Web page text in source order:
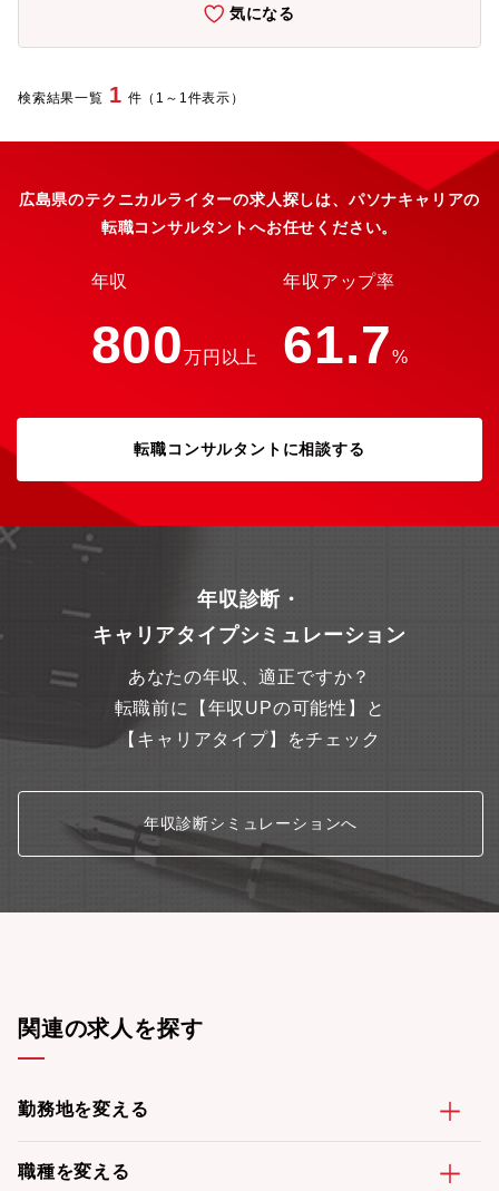
分抽出などを行います。■チェック作業作成した原稿が基準を満た
しているか、チェックリストを使って確認していただきます。ま
た、原稿とイラストの情報が一致しているか整合性を確認してい
ていただけます。未経験者でも丁寧に指導しますのでご安心くだ
仕事のノウハウは、経験豊富な上司や先輩が丁寧に教えてくれま
すので心配ありません。さらに、社員レベルの向上や知識習得の
ため、多様な社員研修制度も充実しています。また、社員のスキ
ルアップや、チャレンジを応援する社風です。あなたの経験を活
かして、われわれと一緒に新しい環境でチャレンジしてみません
て誕生しました。長く培ってきた技術をもとに、クライアントの
気になる
検索結果一覧 1 件（1～1件表示）
広島県のテクニカルライターの求人探しは、パソナキャリアの
転職コンサルタントへお任せください。
年収
800万円以上
年収アップ率
61.7%
転職コンサルタントに相談する
年収診断・
キャリアタイプシミュレーション
あなたの年収、適正ですか？
転職前に【年収UPの可能性】と
【キャリアタイプ】をチェック
年収診断シミュレーションへ
関連の求人を探す
勤務地を変える
職種を変える